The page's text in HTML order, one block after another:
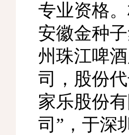
专业资格。
安徽金种
州珠江啤
司，股份
家乐股份
司 ” ，于